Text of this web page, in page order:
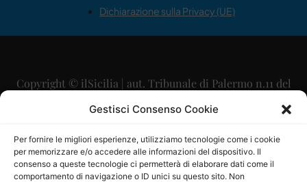
Gestisci Consenso Cookie
Per fornire le migliori esperienze, utilizziamo tecnologie come i cookie
per memorizzare e/o accedere alle informazioni del dispositivo. Il
consenso a queste tecnologie ci permetterà di elaborare dati come il
comportamento di navigazione o ID unici su questo sito. Non
Dichiarazione sulla Privacy (UE)
Copyright © ilSicilia | aut. Tribunale di Palermo n.11 del
29/09/2015
Direttore Editoriale: Maurizio Scaglione